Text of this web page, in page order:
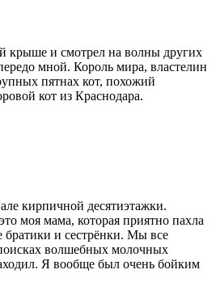
крыше и смотрел на волны других
мной. Король мира, властелин
пятнах кот, похожий
кот из Краснодара.
кирпичной десятиэтажки.
моя мама, которая приятно пахла
и сестрёнки. Мы все
волшебных молочных
Я вообще был очень бойким